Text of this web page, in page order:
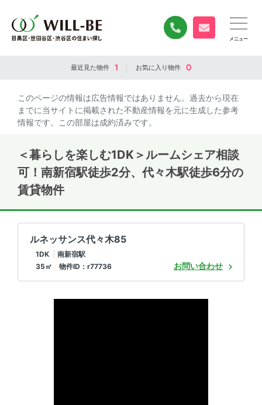
0120-840-834
無料お問い合
最近見た物件 1 お気に入り物件 0
このページの情報は広告情報ではありません。過去から現在
までに当サイトに掲載された不動産情報を元に生成した参考
情報です。この部屋は成約済みです。
＜暮らしを楽しむ1DK＞ルームシェア相談
可！南新宿駅徒歩2分、代々木駅徒歩6分の
賃貸物件
ルネッサンス代々木85
1DK
南新宿駅
35㎡ 物件ID：r77736
お問い合わせ